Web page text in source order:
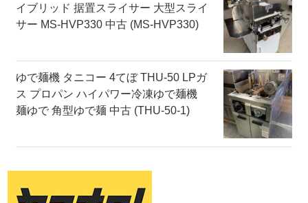
イブリッド 据置スライサー 大型スライ
サー MS-HVP330 中古 (MS-HVP330)
ゆで麺機 タニコー 4てぼ THU-50 LPガ
ス プロパン ハイパワー冷凍ゆで麺機
麺ゆで 角型ゆで麺 中古 (THU-50-1)